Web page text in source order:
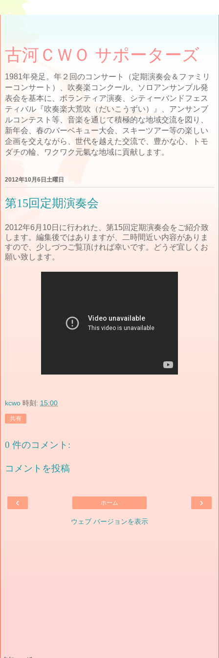
古河ＣＷＯ サポーターズ
1981年発足。年２回のコンサート（定期演奏会＆ファミリ
ーコンサート）、吹奏楽コンクール、ソロアンサンブル発
表会を基本に、ボランティア演奏、シティーバンドフェス
ティバル『吹奏楽大荒吹（だいこうずい）』、アンサンブ
ルコンテスト等、音楽を通じて積極的な地域交流を図り、
新年会、春のバーベキュー大会、スキーツアー等の楽しい
企画を交えながら、世代を越えた交流で、豊かな心、トモ
ダチの輪、ワクワク元氣な地域に貢献します。
2012年10月6日土曜日
第15回定期演奏会
2012年6月10日に行われた、第15回定期演奏会をご紹介致
します。編集後ではありますが、二時間近い内容がありま
すので、少しづつご覧頂ければ幸いです。どうぞ宜しくお
願い致します。
kcwo 時刻: 15:00
共有
0 件のコメント:
コメントを投稿
‹ ›
ホーム
ウェブ バージョンを表示